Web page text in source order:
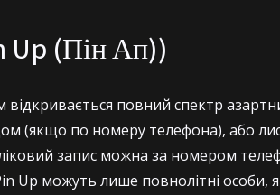
Up (Пін Ап))
відкривається повний спектр
(якщо по номеру телефона), або
запис можна за номером
Up можуть лише повнолітні особи,